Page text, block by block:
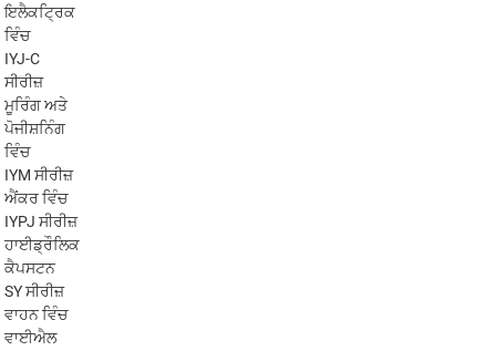
ਇਲੈਕਟ੍ਰਿਕ
ਵਿੰਚ
IYJ-C
ਸੀਰੀਜ਼
ਮੂਰਿੰਗ ਅਤੇ
ਪੋਜੀਸ਼ਨਿੰਗ
ਵਿੰਚ
IYM ਸੀਰੀਜ਼
ਐਂਕਰ ਵਿੰਚ
IYPJ ਸੀਰੀਜ਼
ਹਾਈਡ੍ਰੌਲਿਕ
ਕੈਪਸਟਨ
SY ਸੀਰੀਜ਼
ਵਾਹਨ ਵਿੰਚ
ਵਾਈਐਲ